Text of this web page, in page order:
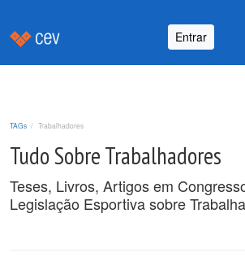
Entrar
TAGs Trabalhadores
Tudo Sobre Trabalhadores
Teses, Livros, Artigos em
Legislação Esportiva sobre